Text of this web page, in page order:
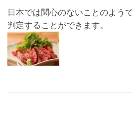
日本では関心のないことのよう
判定することができます。